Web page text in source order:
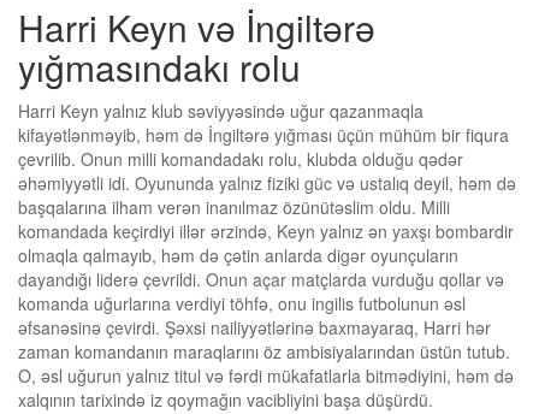
Harri Keyn və İngiltərə
yığmasındakı rolu
Harri Keyn yalnız klub səviyyəsində uğur qazanmaqla
kifayətlənməyib, həm də İngiltərə yığması üçün mühüm bir fiqura
çevrilib. Onun milli komandadakı rolu, klubda olduğu qədər
əhəmiyyətli idi. Oyununda yalnız fiziki güc və ustalıq deyil, həm də
başqalarına ilham verən inanılmaz özünütəslim oldu. Milli
komandada keçirdiyi illər ərzində, Keyn yalnız ən yaxşı bombardir
olmaqla qalmayıb, həm də çətin anlarda digər oyunçuların
dayandığı liderə çevrildi. Onun açar matçlarda vurduğu qollar və
komanda uğurlarına verdiyi töhfə, onu ingilis futbolunun əsl
əfsanəsinə çevirdi. Şəxsi nailiyyətlərinə baxmayaraq, Harri hər
zaman komandanın maraqlarını öz ambisiyalarından üstün tutub.
O, əsl uğurun yalnız titul və fərdi mükafatlarla bitmədiyini, həm də
xalqının tarixində iz qoymağın vacibliyini başa düşürdü.